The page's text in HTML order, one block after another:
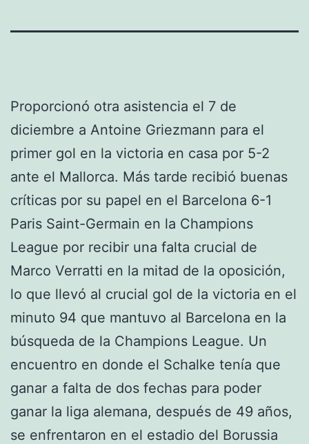
Proporcionó otra asistencia el 7 de
diciembre a Antoine Griezmann para el
primer gol en la victoria en casa por 5-2
ante el Mallorca. Más tarde recibió buenas
críticas por su papel en el Barcelona 6-1
Paris Saint-Germain en la Champions
League por recibir una falta crucial de
Marco Verratti en la mitad de la oposición,
lo que llevó al crucial gol de la victoria en el
minuto 94 que mantuvo al Barcelona en la
búsqueda de la Champions League. Un
encuentro en donde el Schalke tenía que
ganar a falta de dos fechas para poder
ganar la liga alemana, después de 49 años,
se enfrentaron en el estadio del Borussia